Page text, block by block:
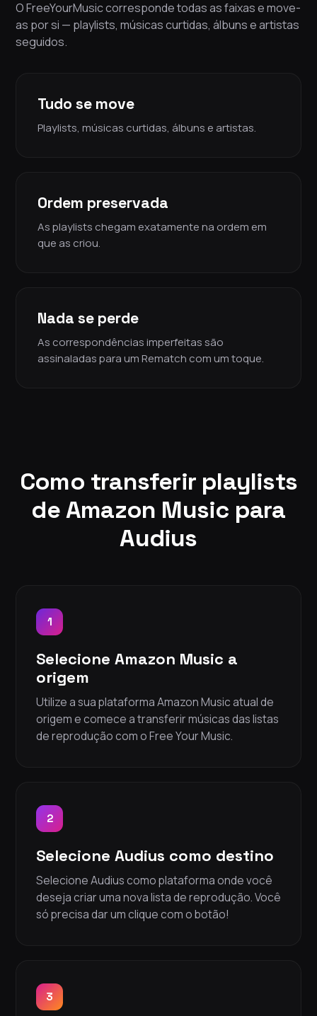
O FreeYourMusic corresponde todas as faixas e move-
as por si — playlists, músicas curtidas, álbuns e artistas
seguidos.
Tudo se move
Playlists, músicas curtidas, álbuns e artistas.
Ordem preservada
As playlists chegam exatamente na ordem em
que as criou.
Nada se perde
As correspondências imperfeitas são
assinaladas para um Rematch com um toque.
Como transferir playlists
de Amazon Music para
Audius
1
Selecione Amazon Music a
origem
Utilize a sua plataforma Amazon Music atual de
origem e comece a transferir músicas das listas
de reprodução com o Free Your Music.
2
Selecione Audius como destino
Selecione Audius como plataforma onde você
deseja criar uma nova lista de reprodução. Você
só precisa dar um clique com o botão!
3